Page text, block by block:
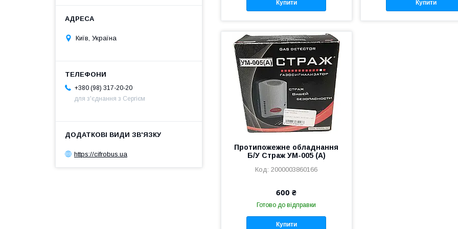
Купити Купити
Протипожежне обладнання
Б/У Страж УМ-005 (А)
2000003860166
600 ₴
Готово до відправки
Купити
Київ, Україна
+380 (98) 317-20-20
для з'єднання з Сергієм
https://cifrobus.ua